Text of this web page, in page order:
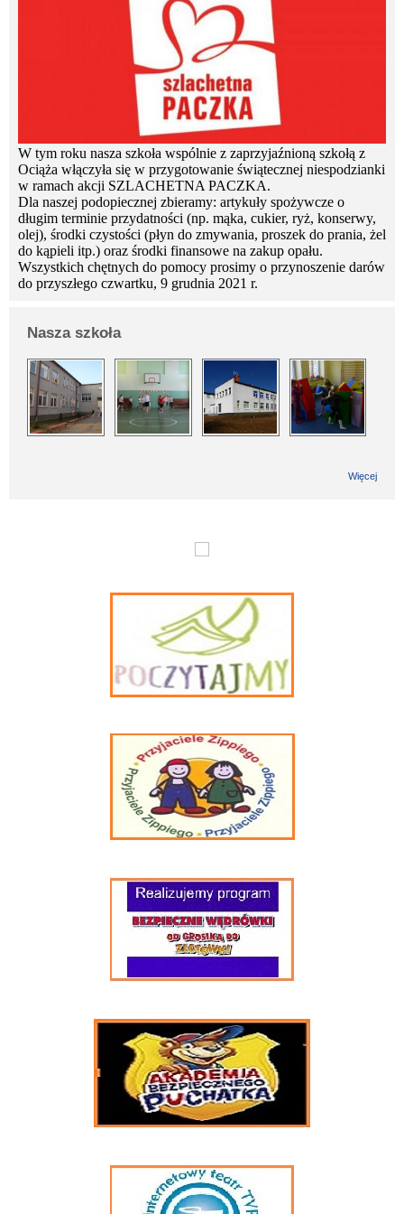
W tym roku nasza szkoła wspólnie z zaprzyjaźnioną szkołą z
Ociąża włączyła się w przygotowanie świątecznej niespodzianki
w ramach akcji SZLACHETNA PACZKA.
Dla naszej podopiecznej zbieramy: artykuły spożywcze o
długim terminie przydatności (np. mąka, cukier, ryż, konserwy,
olej), środki czystości (płyn do zmywania, proszek do prania, żel
do kąpieli itp.) oraz środki finansowe na zakup opału.
Wszystkich chętnych do pomocy prosimy o przynoszenie darów
do przyszłego czwartku, 9 grudnia 2021 r.
Nasza szkoła
Więcej